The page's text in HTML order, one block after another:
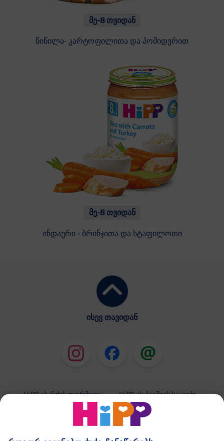
მე-8 თვიდან
წიწილა- კარტოფილითა და პომიდვრით
მე-8 თვიდან
ინდაური - ბრინჯითა და სტაფილოთი
ისევ თავიდან
HiPP-ის რძის ფორმულა
HiPP-ის ბავშვის საკვები
HiPP-ის კანის მოვლის საშუალებები